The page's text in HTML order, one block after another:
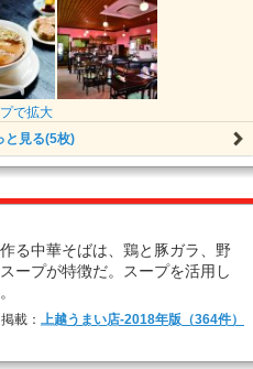
で拡大
と見る(5枚)
る中華そばは、鶏と豚ガラ、野
ープが特徴だ。スープを活用し
載： 上越うまい店-2018年版（364件）